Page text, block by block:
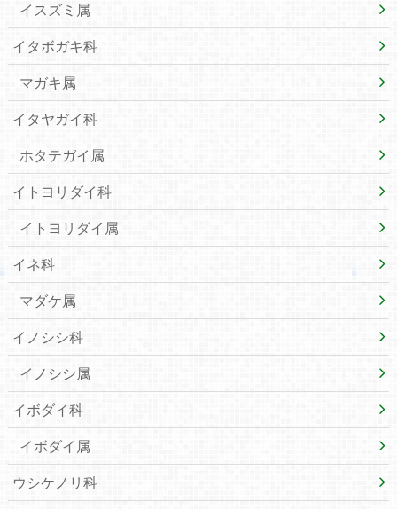
イスズミ属
イタボガキ科
マガキ属
イタヤガイ科
ホタテガイ属
イトヨリダイ科
イトヨリダイ属
イネ科
マダケ属
イノシシ科
イノシシ属
イボダイ科
イボダイ属
ウシケノリ科